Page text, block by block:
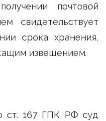
почтовой
свидетельствует
срока хранения,
извещением.
ст. 167 ГПК РФ суд